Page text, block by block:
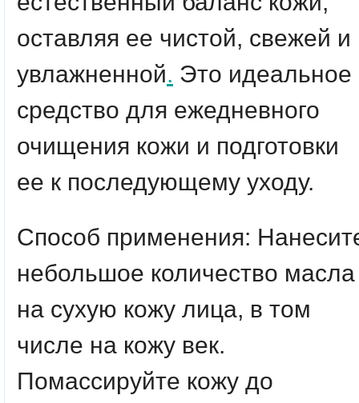
оставляя ее чистой, свежей и
увлажненной. Это идеальное
средство для ежедневного
очищения кожи и подготовки
ее к последующему уходу.
Способ применения:
небольшое количество масла
на сухую кожу лица, в том
числе на кожу век.
Помассируйте кожу до